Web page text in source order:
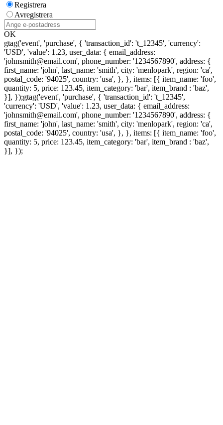
Registrera
Avregistrera
OK
gtag('event', 'purchase', { 'transaction_id': 't_12345', 'currency':
'USD', 'value': 1.23, user_data: { email_address:
'johnsmith@email.com', phone_number: '1234567890', address: {
first_name: 'john', last_name: 'smith', city: 'menlopark', region: 'ca',
postal_code: '94025', country: 'usa', }, }, items: [{ item_name: 'foo',
quantity: 5, price: 123.45, item_category: 'bar', item_brand : 'baz',
}], });gtag('event', 'purchase', { 'transaction_id': 't_12345',
'currency': 'USD', 'value': 1.23, user_data: { email_address:
'johnsmith@email.com', phone_number: '1234567890', address: {
first_name: 'john', last_name: 'smith', city: 'menlopark', region: 'ca',
postal_code: '94025', country: 'usa', }, }, items: [{ item_name: 'foo',
quantity: 5, price: 123.45, item_category: 'bar', item_brand : 'baz',
}], });